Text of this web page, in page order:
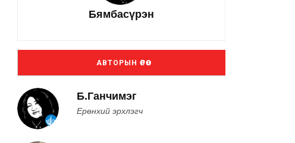
Бямбасүрэн
АВТОРЫН ӨРӨӨ
Б.Ганчимэг
Ерөнхий эрхлэгч